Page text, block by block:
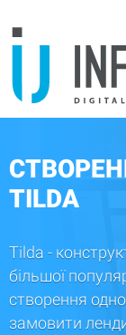
TILDA
Tilda -
більшої
створення
замовити